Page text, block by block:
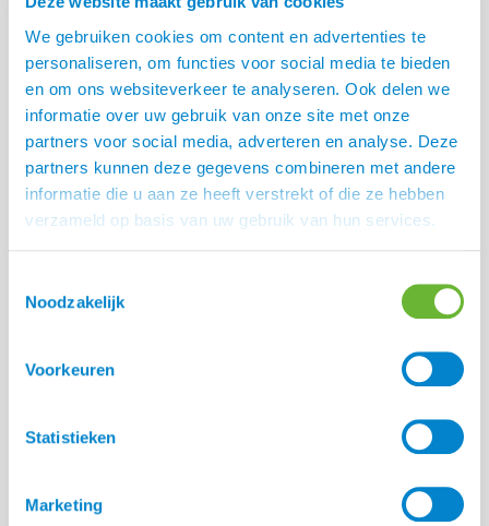
We gebruiken cookies om content en advertenties te
personaliseren, om functies voor social media te bieden
en om ons websiteverkeer te analyseren. Ook delen we
informatie over uw gebruik van onze site met onze
partners voor social media, adverteren en analyse. Deze
partners kunnen deze gegevens combineren met andere
informatie die u aan ze heeft verstrekt of die ze hebben
verzameld op basis van uw gebruik van hun services.
Noodzakelijk
Voorkeuren
Statistieken
Marketing
Fager lederen hoesje
Fager Kevin RVS dubbel